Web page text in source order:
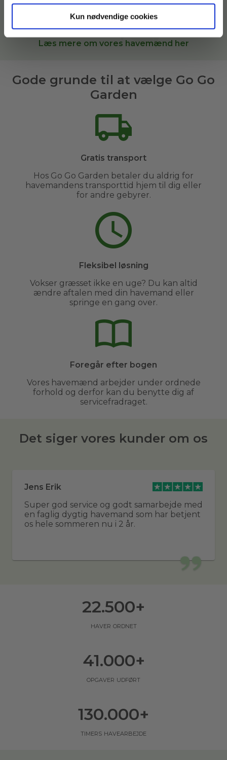
Kun nødvendige cookies
arealer. Når du bestillerhaveservicehos Go Go
Garden, sætter vi dig i kontakt med den bedste
havemand til opgaven iStøvring og omegn
Læs mere om vores havemænd her
Gode grunde til at vælge Go Go
Garden
Gratis transport
Hos Go Go Garden betaler du aldrig for
havemandens transporttid hjem til dig eller
for andre gebyrer.
Fleksibel løsning
Vokser græsset ikke en uge? Du kan altid
ændre aftalen med din havemand eller
springe en gang over.
Foregår efter bogen
Vores havemænd arbejder under ordnede
forhold og derfor kan du benytte dig af
servicefradraget.
Det siger vores kunder om os
Jens Erik
Super god service og godt samarbejde med
en faglig dygtig havemand som har betjent
os hele sommeren nu i 2 år.
haver ordnet
22.500+
opgaver udført
41.000+
timers havearbejde
130.000+